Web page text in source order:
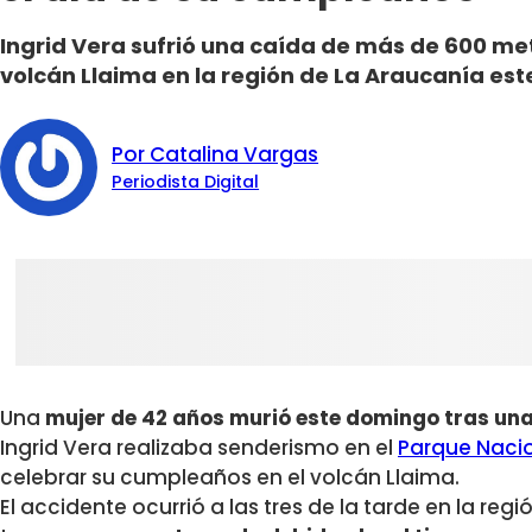
Ingrid Vera sufrió una caída de más de 600
volcán Llaima en la región de La Araucanía
Por Catalina Vargas
Periodista Digital
Una mujer de 42 años murió este domingo tras
Ingrid Vera realizaba senderismo en el Parque
celebrar su cumpleaños en el volcán Llaima.
El accidente ocurrió a las tres de la tarde en la